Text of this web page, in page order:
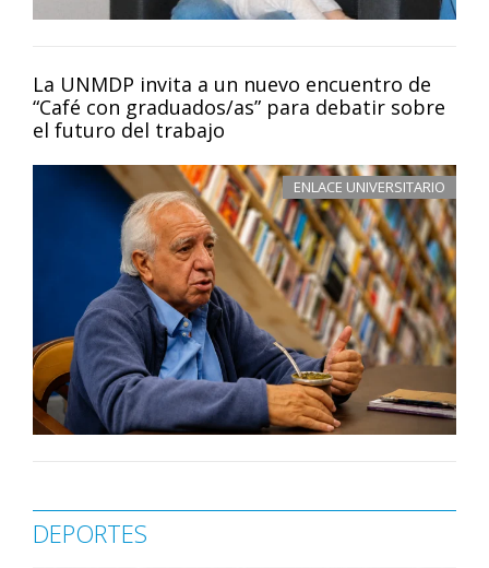
La UNMDP invita a un nuevo encuentro de
“Café con graduados/as” para debatir sobre
el futuro del trabajo
ENLACE UNIVERSITARIO
DEPORTES